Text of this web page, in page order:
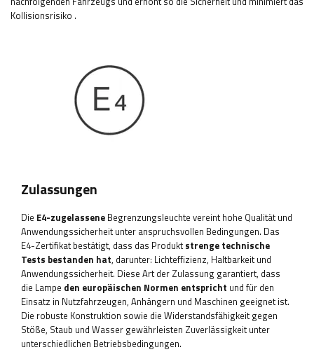
Kollisionsrisiko .
Zulassungen
Die E4-zugelassene Begrenzungsleuchte vereint hohe Qualität und
Anwendungssicherheit unter anspruchsvollen Bedingungen. Das
E4-Zertifikat bestätigt, dass das Produktstrenge technische
Tests bestanden hat, darunter: Lichteffizienz, Haltbarkeit und
Anwendungssicherheit. Diese Art der Zulassung garantiert, dass
die Lampe den europäischen Normen entspricht und für den
Einsatz in Nutzfahrzeugen, Anhängern und Maschinen geeignet ist.
Die robuste Konstruktion sowie die Widerstandsfähigkeit gegen
Stöße, Staub und Wasser gewährleisten Zuverlässigkeit unter
unterschiedlichen Betriebsbedingungen.